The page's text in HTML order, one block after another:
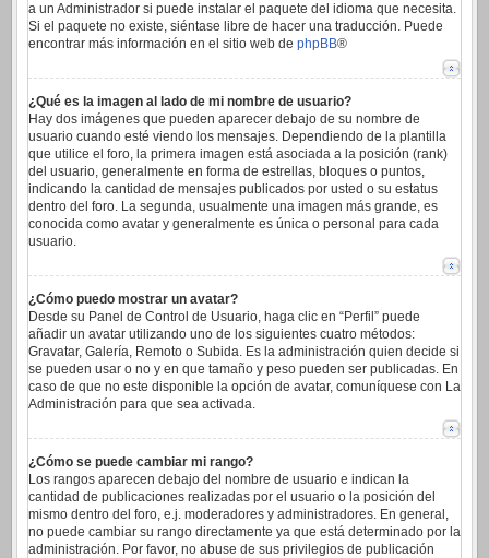
a un Administrador si puede instalar el paquete del idioma que necesita.
Si el paquete no existe, siéntase libre de hacer una traducción. Puede
encontrar más información en el sitio web de phpBB®
¿Qué es la imagen al lado de mi nombre de usuario?
Hay dos imágenes que pueden aparecer debajo de su nombre de
usuario cuando esté viendo los mensajes. Dependiendo de la plantilla
que utilice el foro, la primera imagen está asociada a la posición (rank)
del usuario, generalmente en forma de estrellas, bloques o puntos,
indicando la cantidad de mensajes publicados por usted o su estatus
dentro del foro. La segunda, usualmente una imagen más grande, es
conocida como avatar y generalmente es única o personal para cada
usuario.
¿Cómo puedo mostrar un avatar?
Desde su Panel de Control de Usuario, haga clic en “Perfil” puede
añadir un avatar utilizando uno de los siguientes cuatro métodos:
Gravatar, Galería, Remoto o Subida. Es la administración quien decide si
se pueden usar o no y en que tamaño y peso pueden ser publicadas. En
caso de que no este disponible la opción de avatar, comuníquese con La
Administración para que sea activada.
¿Cómo se puede cambiar mi rango?
Los rangos aparecen debajo del nombre de usuario e indican la
cantidad de publicaciones realizadas por el usuario o la posición del
mismo dentro del foro, e.j. moderadores y administradores. En general,
no puede cambiar su rango directamente ya que está determinado por la
administración. Por favor, no abuse de sus privilegios de publicación